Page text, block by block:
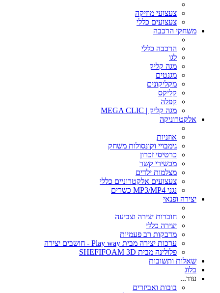
צעצועי מוזיקה
צעצועים כללי
משחקי הרכבה
הרכבה כללי
לגו
מגה קליק
מגנטים
מקליקונים
קליקס
קפלה
מגה קליק | MEGA CLIC
אלקטרוניקה
אוזניות
גימבויי וקונסולות משחק
כרטיסי זכרון
מכשירי קשר
מצלמות ילדים
צעצועים אלקטרוניים כללי
נגני MP3/MP4 כשרים
יצירה ופנאי
חוברות יצירה וצביעה
יצירה כללי
מדבקות רב פעמיות
ערכות יצירה מבית Play way - חושבים יצירה
פלולינה מבית SHEFIFOAM 3D
שאלות ותשובות
בלוג
עוד...
בובות ואביזרים